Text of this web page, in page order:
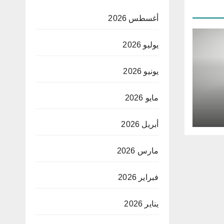
أغسطس 2026
يوليو 2026
يونيو 2026
مايو 2026
أبريل 2026
مارس 2026
فبراير 2026
يناير 2026